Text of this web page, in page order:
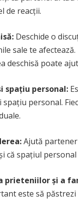
de reacții.
Deschide o
sale te
deschisă poate
spațiu personal:
spațiu personal.
Ajută
că spațiul
prieteniilor și a
este să